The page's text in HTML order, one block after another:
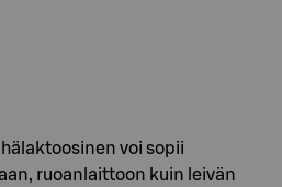
voi sopii
ruoanlaittoon kuin leivän